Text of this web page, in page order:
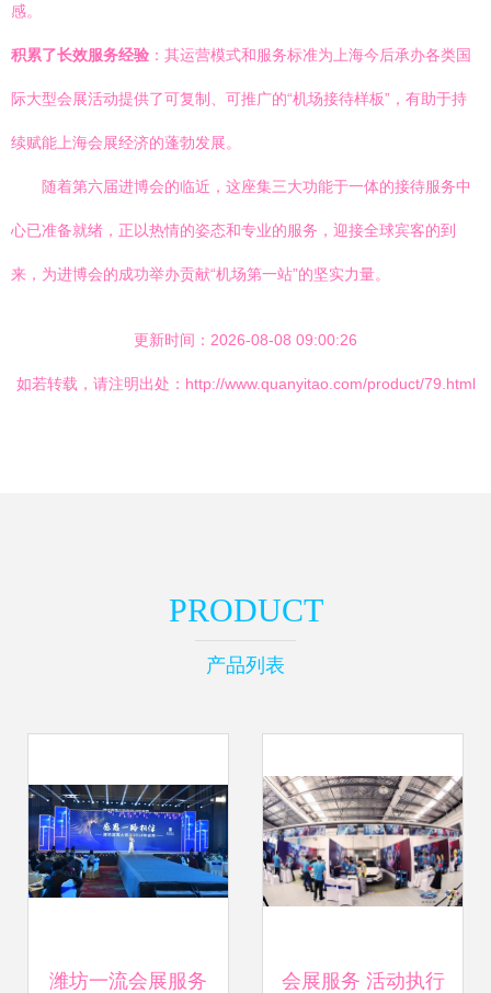
感。
积累了长效服务经验 ：其运营模式和服务标准为上海今后承办各类国
际大型会展活动提供了可复制、可推广的“机场接待样板”，有助于持
续赋能上海会展经济的蓬勃发展。
随着第六届进博会的临近，这座集三大功能于一体的接待服务中
心已准备就绪，正以热情的姿态和专业的服务，迎接全球宾客的到
来，为进博会的成功举办贡献“机场第一站”的坚实力量。
更新时间：2026-08-08 09:00:26
如若转载，请注明出处：http://www.quanyitao.com/product/79.html
PRODUCT
产品列表
潍坊一流会展服务 会展服务 活动执行